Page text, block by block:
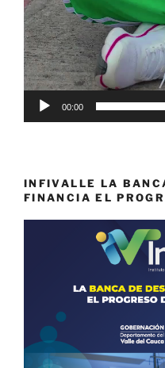
00:00
INFIVALLE LA
FINANCIA EL